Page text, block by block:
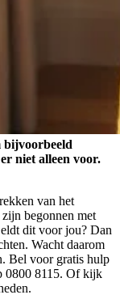
bijvoorbeeld
niet alleen voor.
van het
begonnen met
dit voor jou? Dan
Wacht daarom
Bel voor gratis hulp
0800 8115. Of kijk